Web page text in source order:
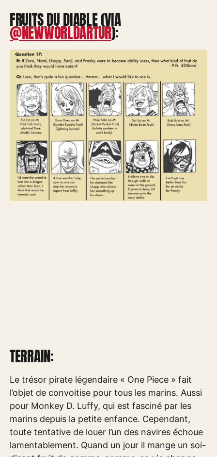
FRUITS DU DIABLE (VIA
@NEWWORLDARTUR):
TERRAIN:
Le trésor pirate légendaire « One Piece » fait
l’objet de convoitise pour tous les marins. Aussi
pour Monkey D. Luffy, qui est fasciné par les
marins depuis la petite enfance. Cependant,
toute tentative de louer l’un des navires échoue
lamentablement. Quand un jour il mange un soi-